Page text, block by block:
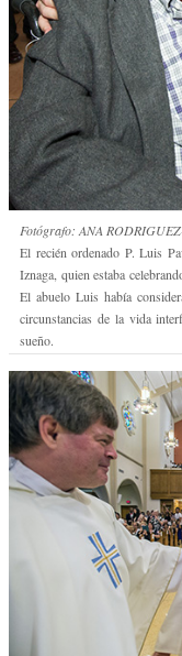
Fotógrafo: ANA
El recién ordenado P. Luis
Iznaga, quien estaba
El abuelo Luis había
circunstancias de la vida
sueño.